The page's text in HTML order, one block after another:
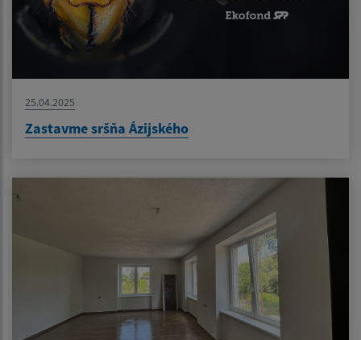
25.04.2025
Zastavme sršňa Ázijského